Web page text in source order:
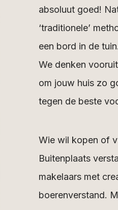
absoluut goed!
‘traditionele’
een bord in de
We denken
om jouw huis zo
tegen de beste
Wie wil kopen of
Buitenplaats
makelaars met
boerenverstand.